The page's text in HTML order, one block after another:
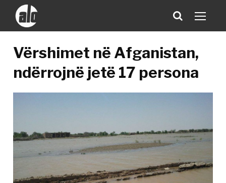
Vërshimet në Afganistan,
ndërrojnë jetë 17 persona